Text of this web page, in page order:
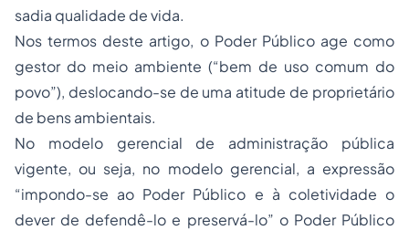
sadia qualidade de vida.
Nos termos deste artigo, o Poder Público age como
gestor do meio ambiente (“bem de uso comum do
povo”), deslocando-se de uma atitude de proprietário
de bens ambientais.
No modelo gerencial de administração pública
vigente, ou seja, no modelo gerencial, a expressão
“impondo-se ao Poder Público e à coletividade o
dever de defendê-lo e preservá-lo” o Poder Público